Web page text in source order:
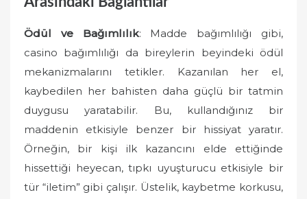
Ödül ve Bağımlılık: Madde bağımlılığı gibi,
casino bağımlılığı da bireylerin beyindeki ödül
mekanizmalarını tetikler. Kazanılan her el,
kaybedilen her bahisten daha güçlü bir tatmin
duygusu yaratabilir. Bu, kullandığınız bir
maddenin etkisiyle benzer bir hissiyat yaratır.
Örneğin, bir kişi ilk kazancını elde ettiğinde
hissettiği heyecan, tıpkı uyuşturucu etkisiyle bir
tür “iletim” gibi çalışır. Üstelik, kaybetme korkusu,